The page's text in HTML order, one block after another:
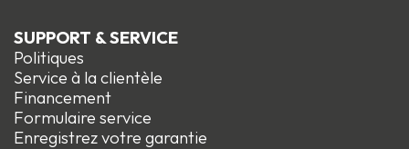
SUPPORT & SERVICE
Politiques
Service à la clientèle
Financement
Formulaire service
Enregistrez votre garantie